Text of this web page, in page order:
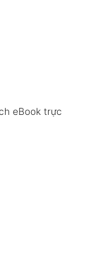
eBook trực